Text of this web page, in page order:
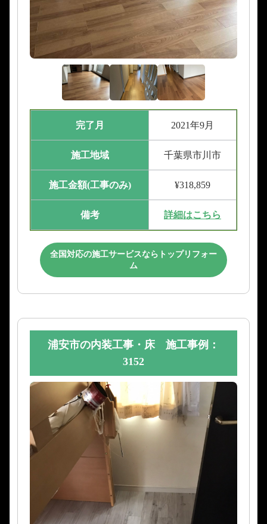
完了月 2021年9月
施工地域 千葉県市川市
施工金額(工事のみ) ¥318,859
備考 詳細はこちら
全国対応の施工サービスならトップリフォー
ム
浦安市の内装工事・床 施工事例：
3152